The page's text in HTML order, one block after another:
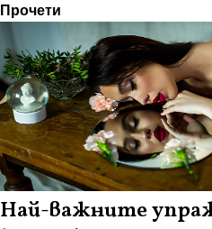
Прочети
Най-важните